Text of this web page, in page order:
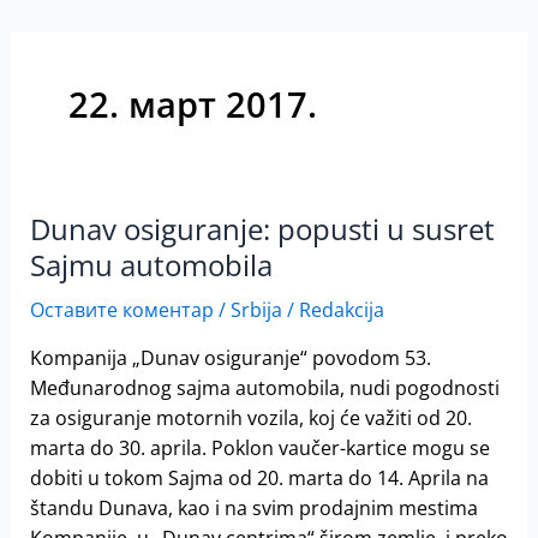
22. март 2017.
Dunav osiguranje: popusti u susret
Sajmu automobila
Оставите коментар /Srbija / Redakcija
Kompanija „Dunav osiguranje“ povodom 53.
Međunarodnog sajma automobila, nudi pogodnosti
za osiguranje motornih vozila, koj će važiti od 20.
marta do 30. aprila. Poklon vaučer-kartice mogu se
dobiti u tokom Sajma od 20. marta do 14. Aprila na
štandu Dunava, kao i na svim prodajnim mestima
Dunav
osiguranje:
popusti
u
susret
Sajmu
automobila